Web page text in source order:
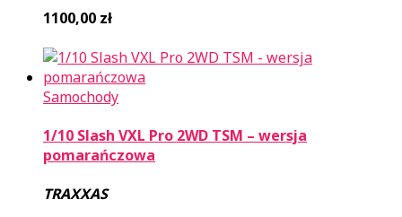
1100,00 zł
Samochody
1/10 Slash VXL Pro 2WD TSM – wersja
pomarańczowa
TRAXXAS